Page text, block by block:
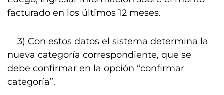
facturado en los últimos 12 meses.
3) Con estos datos el sistema determina la
nueva categoría correspondiente, que se
debe confirmar en la opción “confirmar
categoría”.